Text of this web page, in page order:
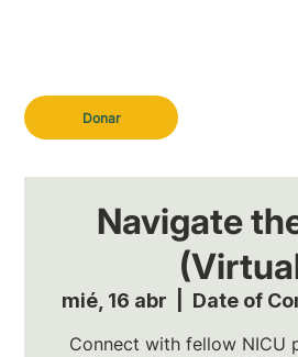
Donar
Navigate
mié, 16 abr Date of
Connect with fellow NICU